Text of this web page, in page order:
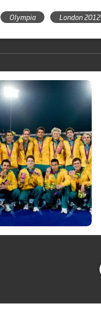
Olympia London 2012